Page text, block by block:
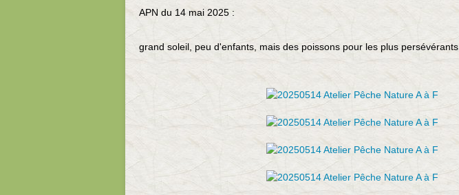
APN du 14 mai 2025 :
grand soleil, peu d'enfants, mais des poissons pour les plus persévérants.